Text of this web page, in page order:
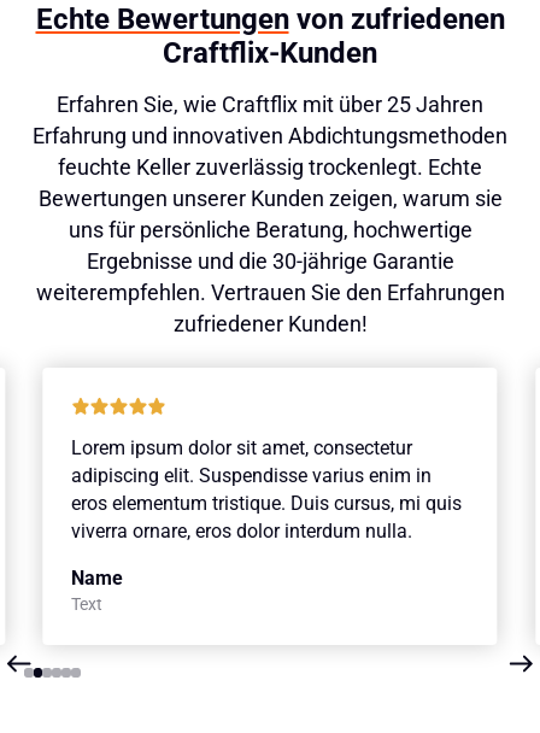
Echte Bewertungenvon zufriedenen
Craftflix-Kunden
Erfahren Sie, wie Craftflix mit über 25 Jahren
Erfahrung und innovativen Abdichtungsmethoden
feuchte Keller zuverlässig trockenlegt. Echte
Bewertungen unserer Kunden zeigen, warum sie
uns für persönliche Beratung, hochwertige
Ergebnisse und die 30-jährige Garantie
weiterempfehlen. Vertrauen Sie den Erfahrungen
zufriedener Kunden!
Lorem ipsum dolor sit amet, consectetur
adipiscing elit. Suspendisse varius enim in
eros elementum tristique. Duis cursus, mi quis
viverra ornare, eros dolor interdum nulla.
Name
Text
Slide 2 of 6.